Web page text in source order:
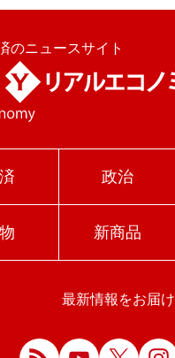
のニュースサイト
政治
新商品
最新情報をお届け